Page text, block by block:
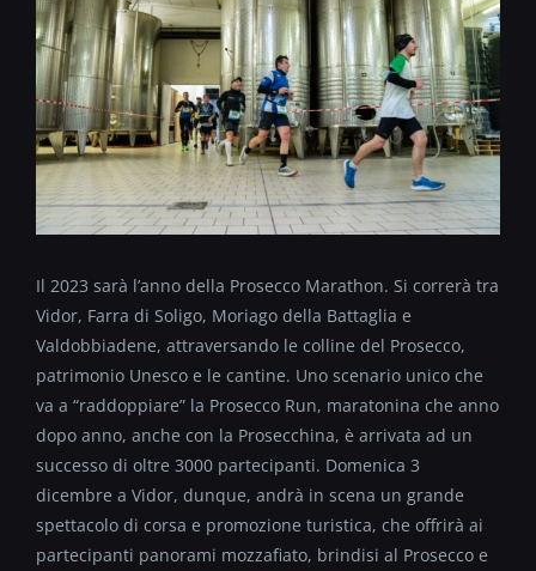
Il 2023 sarà l’anno della Prosecco Marathon. Si correrà tra
Vidor, Farra di Soligo, Moriago della Battaglia e
Valdobbiadene, attraversando le colline del Prosecco,
patrimonio Unesco e le cantine. Uno scenario unico che
va a “raddoppiare” la Prosecco Run, maratonina che anno
dopo anno, anche con la Prosecchina, è arrivata ad un
successo di oltre 3000 partecipanti. Domenica 3
dicembre a Vidor, dunque, andrà in scena un grande
spettacolo di corsa e promozione turistica, che offrirà ai
partecipanti panorami mozzafiato, brindisi al Prosecco e